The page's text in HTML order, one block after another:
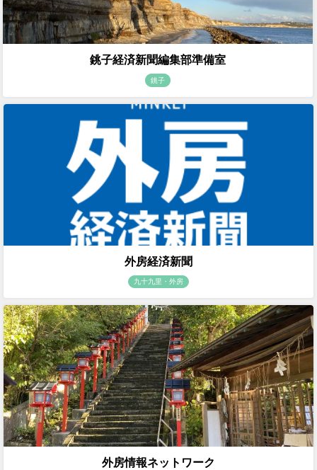
銚子経済新聞編集部準備室
銚子
外房経済新聞
九十九里・外房
外房情報ネットワーク